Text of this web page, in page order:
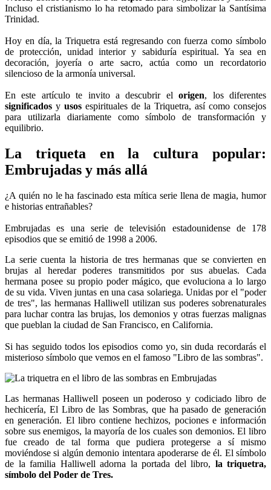
Incluso el cristianismo lo ha retomado para simbolizar la Santísima
Trinidad.
Hoy en día, la Triquetra está regresando con fuerza como símbolo
de protección, unidad interior y sabiduría espiritual. Ya sea en
decoración, joyería o arte sacro, actúa como un recordatorio
silencioso de la armonía universal.
En este artículo te invito a descubrir elorigen, los diferentes
significados y usos espirituales de la Triquetra, así como consejos
para utilizarla diariamente como símbolo de transformación y
equilibrio.
La triqueta en la cultura popular:
Embrujadas y más allá
¿A quién no le ha fascinado esta mítica serie llena de magia, humor
e historias entrañables?
Embrujadas es una serie de televisión estadounidense de 178
episodios que se emitió de 1998 a 2006.
La serie cuenta la historia de tres hermanas que se convierten en
brujas al heredar poderes transmitidos por sus abuelas. Cada
hermana posee su propio poder mágico, que evoluciona a lo largo
de su vida. Viven juntas en una casa solariega. Unidas por el "poder
de tres", las hermanas Halliwell utilizan sus poderes sobrenaturales
para luchar contra las brujas, los demonios y otras fuerzas malignas
que pueblan la ciudad de San Francisco, en California.
Si has seguido todos los episodios como yo, sin duda recordarás el
misterioso símbolo que vemos en el famoso "Libro de las sombras".
Las hermanas Halliwell poseen un poderoso y codiciado libro de
hechicería, El Libro de las Sombras, que ha pasado de generación
en generación. El libro contiene hechizos, pociones e información
sobre sus enemigos, la mayoría de los cuales son demonios. El libro
fue creado de tal forma que pudiera protegerse a sí mismo
moviéndose si algún demonio intentara apoderarse de él. El símbolo
de la familia Halliwell adorna la portada del libro, la triquetra,
símbolo del Poder de Tres.